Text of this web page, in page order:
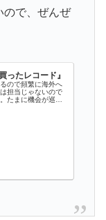
ので、ぜんぜ
ったレコード』
ので頻繁に海外へ
担当じゃないので
たまに機会が巡っ